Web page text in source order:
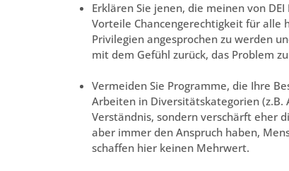
Erklären Sie jenen, die meinen von
Vorteile Chancengerechtigkeit für alle
Privilegien angesprochen zu werden
mit dem Gefühl zurück, das Problem
Vermeiden Sie Programme, die Ihre
Arbeiten in Diversitätskategorien (z.B.
Verständnis, sondern verschärft eher
aber immer den Anspruch haben,
schaffen hier keinen Mehrwert.